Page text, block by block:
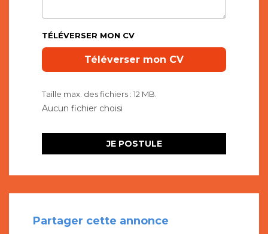
TÉLÉVERSER MON CV
Taille max. des fichiers : 12 MB.
Partager cette annonce